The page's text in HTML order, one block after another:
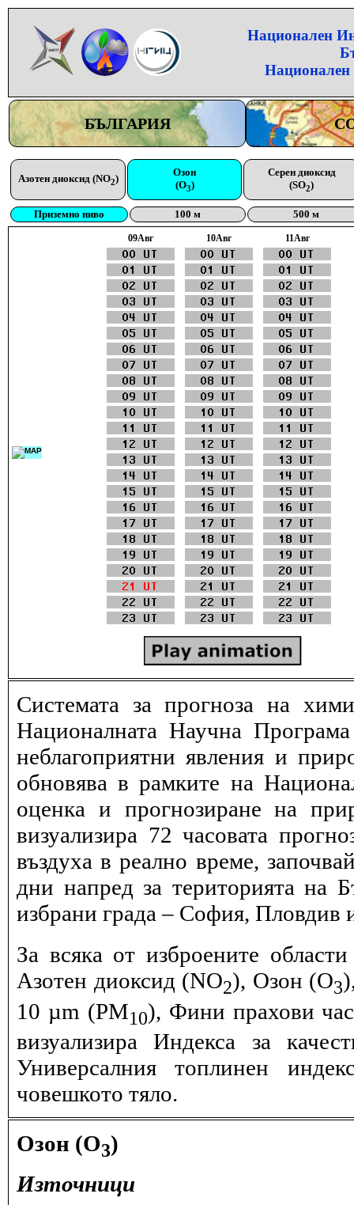
Национален
Национален
БЪЛГАРИЯ
Азотен диоксид (NO2)
Озон
(O3)
Серен диоксид
(SO2)
Приземно ниво 100 м 500 м
09Aвг 10Aвг 11Aвг
Системата за прогноза на
Националната Научна
неблагоприятни явления и
обновява в рамките на
оценка и прогнозиране на
визуализира 72 часовата
въздуха в реално време,
дни напред за територията на
избрани града – София, Пловдив
За всяка от изброените
Азотен диоксид (NO2), Озон (O3
10 µm (PM10), Фини прахови
визуализира Индекса за
Универсалния топлинен
човешкото тяло.
Озон (O3)
Източници